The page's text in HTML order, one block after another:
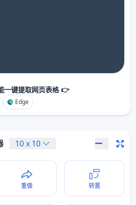
一键提取网页表格 👉
Edge
10x 10
重做 转置